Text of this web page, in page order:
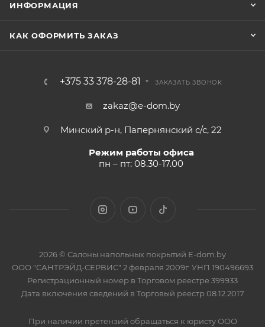
ИНФОРМАЦИЯ
КАК ОФОРМИТЬ ЗАКАЗ
+375 33 378-28-81 ЗАКАЗАТЬ ЗВОНОК
zakaz@e-dom.by
Минский р-н, Папернянский с/с, 22
Режим работы офиса
пн – пт: 08.30-17.00
2026 © Салоны напольных покрытий E-dom.by
ООО "САНТРЭЙД-СЕРВИС" 2 февраля 2009г. УНП 190496693
Регистрационный номер в Торговом реестре 399933
Дата включения сведений в Торговый реестр 08.12.2017
При наличии претензий обращаться к юристу ООО